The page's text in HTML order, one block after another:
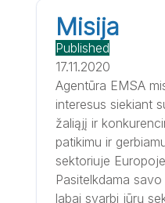
Misija
Published
17.11.2020
Agentūra EMSA
interesus siekiant
žaliąjį ir
patikimu ir
sektoriuje
Pasitelkdama
labai svarbi jūrų